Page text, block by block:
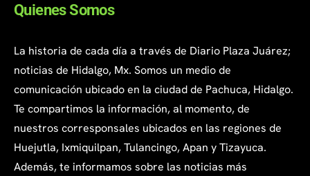
Quienes Somos
La historia de cada día a través de Diario Plaza Juárez;
noticias de Hidalgo, Mx. Somos un medio de
comunicación ubicado en la ciudad de Pachuca, Hidalgo.
Te compartimos la información, al momento, de
nuestros corresponsales ubicados en las regiones de
Huejutla, Ixmiquilpan, Tulancingo, Apan y Tizayuca.
Además, te informamos sobre las noticias más